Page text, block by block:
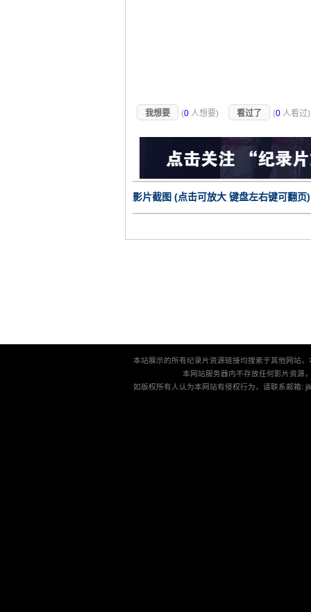
我想要 (0 人想要) 看过了 (0 人看过
影片截图 (点击可放大 键盘左右键可翻页)
本站展示的所有纪录片资源链接均搜索于其他网站
本网站服务器内不存放任何影片资源
如版权所有人认为本网站有侵权行为，请联系邮箱: